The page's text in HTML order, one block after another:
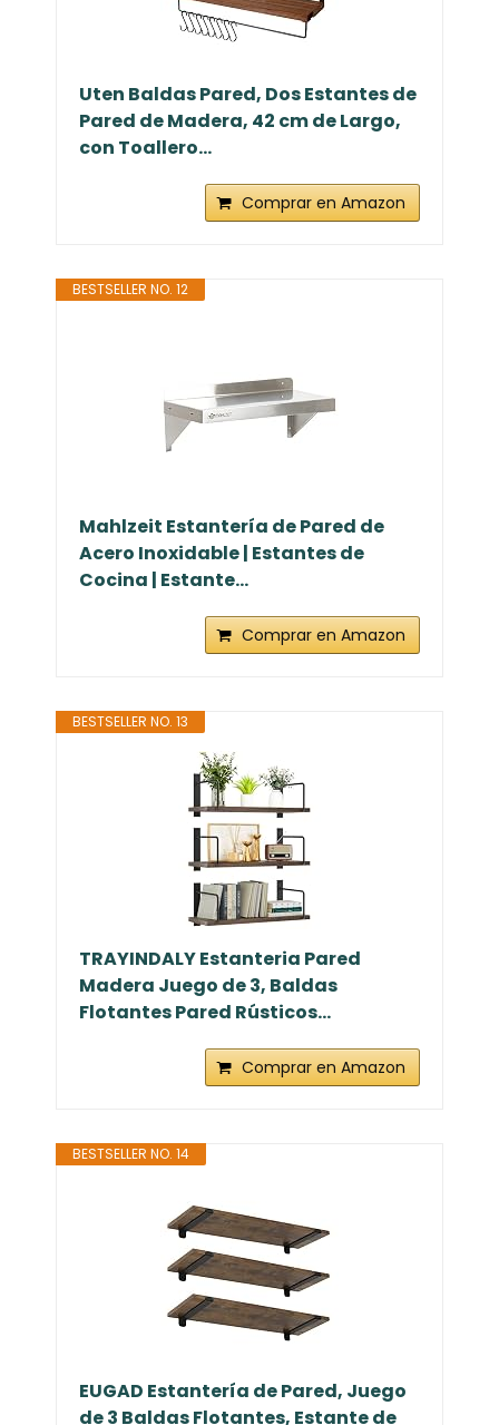
Uten Baldas Pared, Dos Estantes de
Pared de Madera, 42 cm de Largo,
con Toallero...
Comprar en Amazon
BESTSELLER NO. 12
Mahlzeit Estantería de Pared de
Acero Inoxidable | Estantes de
Cocina | Estante...
Comprar en Amazon
BESTSELLER NO. 13
TRAYINDALY Estanteria Pared
Madera Juego de 3, Baldas
Flotantes Pared Rústicos...
Comprar en Amazon
BESTSELLER NO. 14
EUGAD Estantería de Pared, Juego
de 3 Baldas Flotantes, Estante de